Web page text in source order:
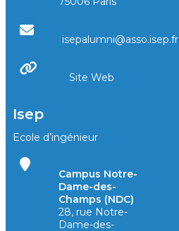
isepalumni@asso.isep.fr
Site Web
Isep
Ecole d’ingénieur
Campus Notre-
Dame-des-
Champs (NDC)
28, rue Notre-
Dame-des-